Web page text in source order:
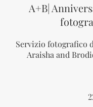
A+B|
Servizio fotografico
Araisha and